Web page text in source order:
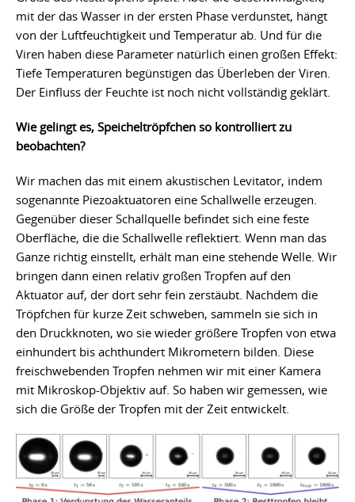
mit der das Wasser in der ersten Phase verdunstet, hängt
von der Luftfeuchtigkeit und Temperatur ab. Und für die
Viren haben diese Parameter natürlich einen großen Effekt:
Tiefe Temperaturen begünstigen das Überleben der Viren.
Der Einfluss der Feuchte ist noch nicht vollständig geklärt.
Wie gelingt es, Speicheltröpfchen so kontrolliert zu
beobachten?
Wir machen das mit einem akustischen Levitator, indem
sogenannte Piezoaktuatoren eine Schallwelle erzeugen.
Gegenüber dieser Schallquelle befindet sich eine feste
Oberfläche, die die Schallwelle reflektiert. Wenn man das
Ganze richtig einstellt, erhält man eine stehende Welle. Wir
bringen dann einen relativ großen Tropfen auf den
Aktuator auf, der dort sehr fein zerstäubt. Nachdem die
Tröpfchen für kurze Zeit schweben, sammeln sie sich in
den Druckknoten, wo sie wieder größere Tropfen von etwa
einhundert bis achthundert Mikrometern bilden. Diese
freischwebenden Tropfen nehmen wir mit einer Kamera
mit Mikroskop-Objektiv auf. So haben wir gemessen, wie
sich die Größe der Tropfen mit der Zeit entwickelt.